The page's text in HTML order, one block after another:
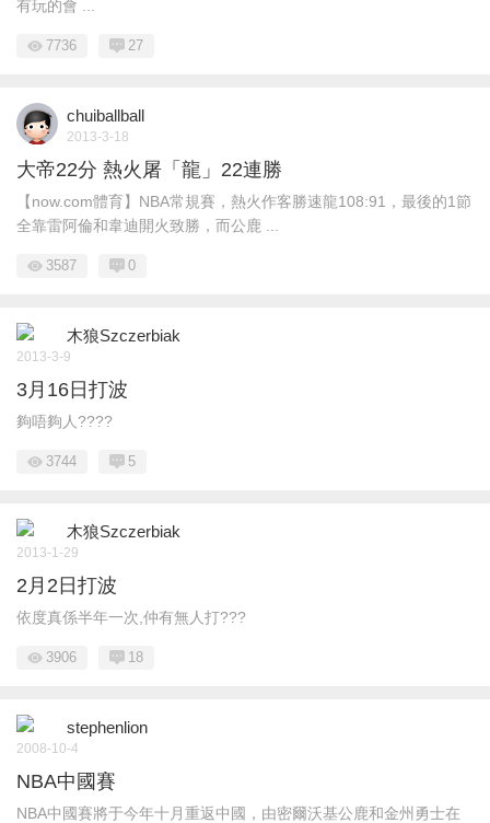
有玩的會 ...
7736 27
chuiballball
2013-3-18
大帝22分 熱火屠「龍」22連勝
【now.com體育】NBA常規賽，熱火作客勝速龍108:91，最後的1節
全靠雷阿倫和韋迪開火致勝，而公鹿 ...
3587 0
木狼Szczerbiak
2013-3-9
3月16日打波
夠唔夠人????
3744 5
木狼Szczerbiak
2013-1-29
2月2日打波
依度真係半年一次,仲有無人打???
3906 18
stephenlion
2008-10-4
NBA中國賽
NBA中國賽將于今年十月重返中國，由密爾沃基公鹿和金州勇士在